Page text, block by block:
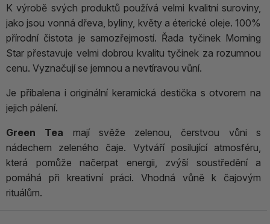
K výrobě svých produktů používá velmi kvalitní suroviny,
jako jsou vonná dřeva, byliny, květy a éterické oleje. 100%
přírodní čistota je samozřejmostí. Řada tyčinek Morning
Star přestavuje velmi dobrou kvalitu tyčinek za rozumnou
cenu. Vyznačují se jemnou a nevtíravou vůní.
Je přibalena i originální keramická destička s otvorem na
jejich pálení.
Green Tea mají svěže zelenou, čerstvou vůni s
nádechem zeleného čaje. Vytváří posilující atmosféru,
která pomůže načerpat energii, zvýší soustředění a
pomáhá při kreativní práci. Vhodná vůně k čajovým
rituálům.